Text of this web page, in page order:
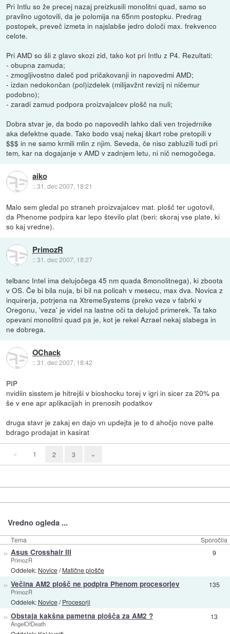
Pri Intlu so že precej nazaj preizkusili monolitni quad, samo so
pravilno ugotovili, da je polomija na 65nm postopku. Predrag
postopek, preveč izmeta in najslabše jedro določi max. frekvenco
celote.
Pri AMD so šli z glavo skozi zid, tako kot pri Intlu z P4. Rezultati:
- obupna zamuda;
- zmogljivostno daleč pod pričakovanji in napovedmi AMD;
- izdan nedokončan (pol)izdelek (milijavžnt revizij ni ničemur
podobno);
- zaradi zamud podpora proizvajalcev plošč na nuli;
Dobra stvar je, da bodo po napovedih lahko dali ven trojedrnike
aka defektne quade. Tako bodo vsaj nekaj škart robe pretopili v
$$$ in ne samo krmili mlin z njim. Seveda, če niso zabluzili tudi pri
tem, kar na dogajanje v AMD v zadnjem letu, ni nič nemogočega.
aiko
::31. dec 2007, 18:21
Malo sem gledal po straneh proizvajalcev mat. plošč ter ugotovil,
da Phenome podpira kar lepo število plat (beri: skoraj vse plate, ki
so kaj vredne).
PrimozR
::31. dec 2007, 18:27
telbanc Intel ima delujočega 45 nm quada 8monolitnega), ki zboota
v OS. Če bi bila nuja, bi bil na policah v mesecu, max dva. Novica z
inquirerja, potrjena na XtremeSystems (preko veze v fabrki v
Oregonu, 'veza' je videl na lastne oči ta delujoč primerek. Ta tako
opevani monolitni quad pa je, kot je rekel Azrael nekaj slabega in
ne dobrega.
OChack
::31. dec 2007, 18:42
PIP
nvidiin sisstem je hitrejši v bioshocku torej v igri in sicer za 20% pa
še v ene apr aplikacijah in prenosih podatkov
druga stavr je zakaj en dajo vn updejta je to d ahočjo nove palte
bdrago prodajat in kasirat
« 1 2 3 »
Vredno ogleda ...
Tema Sporočila
» Asus Crosshair III
PrimozR
Oddelek: Novice/Matične plošče
9
» Večina AM2 plošč ne podpira Phenom procesorjev
PrimozR
Oddelek: Novice/Procesorji
135
» Obstaja kakšna pametna plošča za AM2 ?
AngelOfDeath
13